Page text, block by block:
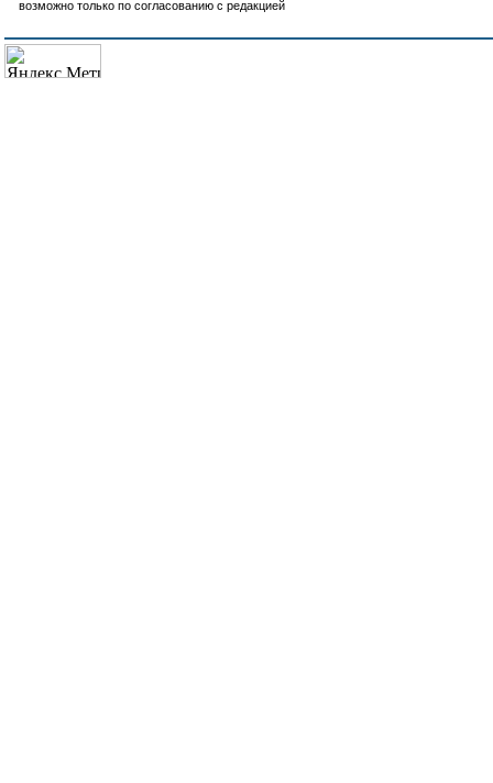
возможно только по согласованию с редакцией